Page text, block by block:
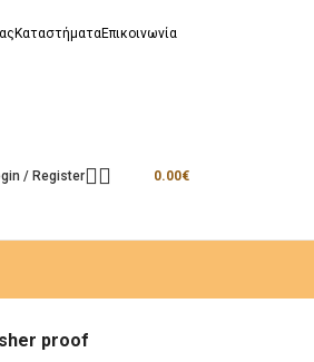
ΚαταστήματαΕπικοινωνία
/ Register 0.00€
proof